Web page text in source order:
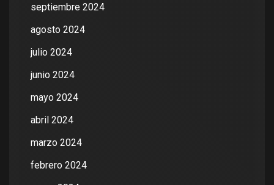
septiembre 2024
agosto 2024
julio 2024
junio 2024
mayo 2024
abril 2024
marzo 2024
febrero 2024